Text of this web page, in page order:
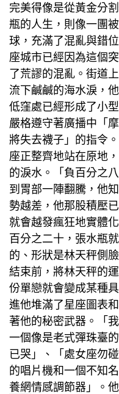
完美得像是從黃金分
瓶的人生，則像一團
球，充滿了混亂與錯
座城市已經因為這個
了荒謬的混亂。街道
流下鹹鹹的海水淚，
低窪處已經形成了小
嚴格遵守著廣播中「
將失去襪子」的指令
座正整齊地站在原地
的淚水。「負百分之
到胃部一陣翻騰，他
勢越差，他那股積壓
就會越發瘋狂地實體
百分之二十，張水瓶
的、形狀是林天秤側
結束前，將林天秤的
份單戀就會變成某種
進他堆滿了星座圖表
著他的秘密武器。「
一個像是老式彈珠臺
已哭」、「處女座勿
的唱片機和一個不知
養網情感調節器」。